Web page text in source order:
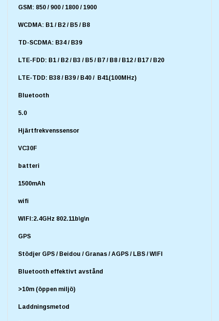
GSM: 850 / 900 / 1800 / 1900
WCDMA: B1 / B2 / B5 / B8
TD-SCDMA: B34 / B39
LTE-FDD: B1 / B2 / B3 / B5 / B7 / B8 / B12 / B17 / B20
LTE-TDD: B38 / B39 / B40 / B41(100MHz)
Bluetooth
5.0
Hjärtfrekvenssensor
VC30F
batteri
1500mAh
wifi
WIFI:2.4GHz 802.11b\g\n
GPS
Stödjer GPS / Beidou / Granas / AGPS / LBS / WIFI
Bluetooth effektivt avstånd
>10m (öppen miljö)
Laddningsmetod